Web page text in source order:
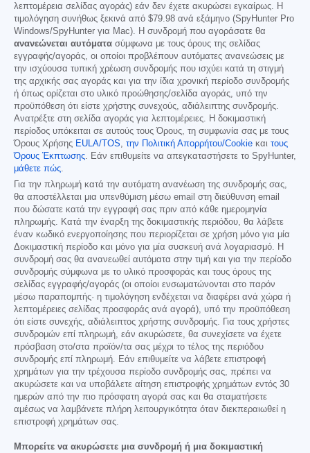
λεπτομέρεια σελίδας αγοράς) εάν δεν έχετε ακυρώσει εγκαίρως. Η
τιμολόγηση συνήθως ξεκινά από $79.98 ανά εξάμηνο (SpyHunter Pro
Windows/SpyHunter για Mac). Η συνδρομή που αγοράσατε θα
ανανεώνεται αυτόματα σύμφωνα με τους όρους της σελίδας
εγγραφής/αγοράς, οι οποίοι προβλέπουν αυτόματες ανανεώσεις με
την ισχύουσα τυπική χρέωση συνδρομής που ισχύει κατά τη στιγμή
της αρχικής σας αγοράς και για την ίδια χρονική περίοδο συνδρομής
ή όπως ορίζεται στο υλικό προώθησης/σελίδα αγοράς, υπό την
προϋπόθεση ότι είστε χρήστης συνεχούς, αδιάλειπτης συνδρομής.
Ανατρέξτε στη σελίδα αγοράς για λεπτομέρειες. Η δοκιμαστική
περίοδος υπόκειται σε αυτούς τους Όρους, τη συμφωνία σας με τους
Όρους Χρήσης EULA/TOS την Πολιτική Απορρήτου/Cookie και τους
Όρους Έκπτωσης . Εάν επιθυμείτε να απεγκαταστήσετε το SpyHunter,
μάθετε πώς
Για την πληρωμή κατά την αυτόματη ανανέωση της συνδρομής σας,
θα αποστέλλεται μια υπενθύμιση μέσω email στη διεύθυνση email
που δώσατε κατά την εγγραφή σας πριν από κάθε ημερομηνία
πληρωμής. Κατά την έναρξη της δοκιμαστικής περιόδου, θα λάβετε
έναν κωδικό ενεργοποίησης που περιορίζεται σε χρήση μόνο για μία
Δοκιμαστική περίοδο και μόνο για μία συσκευή ανά λογαριασμό. Η
συνδρομή σας θα ανανεωθεί αυτόματα στην τιμή και για την περίοδο
συνδρομής σύμφωνα με το υλικό προσφοράς και τους όρους της
σελίδας εγγραφής/αγοράς (οι οποίοι ενσωματώνονται στο παρόν
μέσω παραπομπής· η τιμολόγηση ενδέχεται να διαφέρει ανά χώρα ή
λεπτομέρειες σελίδας προσφοράς ανά αγορά), υπό την προϋπόθεση
ότι είστε συνεχής, αδιάλειπτος χρήστης συνδρομής. Για τους χρήστες
συνδρομών επί πληρωμή, εάν ακυρώσετε, θα συνεχίσετε να έχετε
πρόσβαση στο/στα προϊόν/τα σας μέχρι το τέλος της περιόδου
συνδρομής επί πληρωμή. Εάν επιθυμείτε να λάβετε επιστροφή
χρημάτων για την τρέχουσα περίοδο συνδρομής σας, πρέπει να
ακυρώσετε και να υποβάλετε αίτηση επιστροφής χρημάτων εντός 30
ημερών από την πιο πρόσφατη αγορά σας και θα σταματήσετε
αμέσως να λαμβάνετε πλήρη λειτουργικότητα όταν διεκπεραιωθεί η
επιστροφή χρημάτων σας.
Μπορείτε να ακυρώσετε μια συνδρομή ή μια δοκιμαστική